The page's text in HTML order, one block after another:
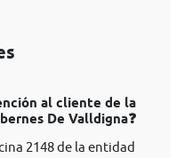
al cliente de la
De Valldigna❓
2148 de la entidad